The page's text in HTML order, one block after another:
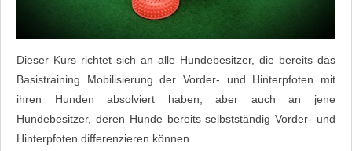
Dieser Kurs richtet sich an alle Hundebesitzer, die bereits das
Basistraining Mobilisierung der Vorder- und Hinterpfoten mit
ihren Hunden absolviert haben, aber auch an jene
Hundebesitzer, deren Hunde bereits selbstständig Vorder- und
Hinterpfoten differenzieren können.